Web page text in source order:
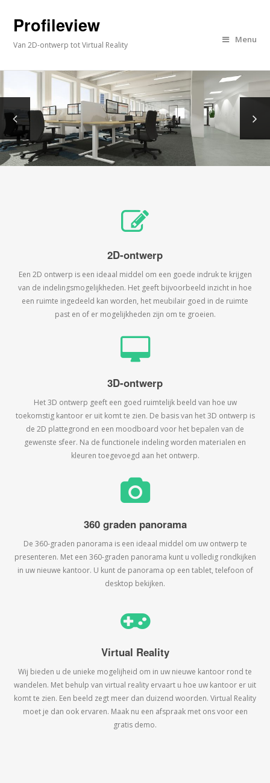
Profileview
Van 2D-ontwerp tot Virtual Reality
Menu
2D-ontwerp
Een 2D ontwerp is een ideaal middel om een goede indruk te krijgen
van de indelingsmogelijkheden. Het geeft bijvoorbeeld inzicht in hoe
een ruimte ingedeeld kan worden, het meubilair goed in de ruimte
past en of er mogelijkheden zijn om te groeien.
3D-ontwerp
Het 3D ontwerp geeft een goed ruimtelijk beeld van hoe uw
toekomstig kantoor er uit komt te zien. De basis van het 3D ontwerp is
de 2D plattegrond en een moodboard voor het bepalen van de
gewenste sfeer. Na de functionele indeling worden materialen en
kleuren toegevoegd aan het ontwerp.
360 graden panorama
De 360-graden panorama is een ideaal middel om uw ontwerp te
presenteren. Met een 360-graden panorama kunt u volledig rondkijken
in uw nieuwe kantoor. U kunt de panorama op een tablet, telefoon of
desktop bekijken.
Virtual Reality
Wij bieden u de unieke mogelijheid om in uw nieuwe kantoor rond te
wandelen. Met behulp van virtual reality ervaart u hoe uw kantoor er uit
komt te zien. Een beeld zegt meer dan duizend woorden. Virtual Reality
moet je dan ook ervaren. Maak nu een afspraak met ons voor een
gratis demo.